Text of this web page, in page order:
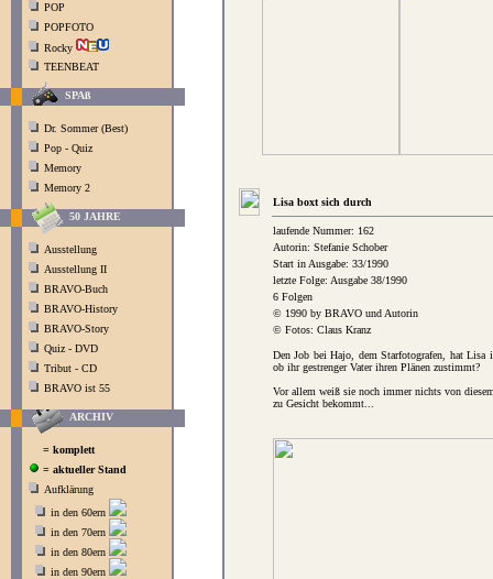
POP
POPFOTO
Rocky
TEENBEAT
SPAß
Dr. Sommer (Best)
Pop - Quiz
Memory
Memory 2
50 JAHRE
Ausstellung
Ausstellung II
BRAVO-Buch
BRAVO-History
BRAVO-Story
Quiz - DVD
Tribut - CD
BRAVO ist 55
ARCHIV
= komplett
= aktueller Stand
Aufklärung
in den 60ern
in den 70ern
in den 80ern
in den 90ern
Lisa boxt sich durch
laufende Nummer: 162
Autorin: Stefanie Schober
Start in Ausgabe: 33/1990
letzte Folge: Ausgabe 38/1990
6 Folgen
© 1990 by BRAVO und Autorin
© Fotos: Claus Kranz
Den Job bei Hajo, dem Starfotografen, hat
ob ihr gestrenger Vater ihren Plänen zustimmt?
Vor allem weiß sie noch immer nichts von
zu Gesicht bekommt...